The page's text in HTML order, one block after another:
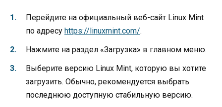
Перейдите на официальный веб-сайт Linux Mint
по адресу https://linuxmint.com/.
Нажмите на раздел «Загрузка» в главном меню.
Выберите версию Linux Mint, которую вы хотите
загрузить. Обычно, рекомендуется выбрать
последнюю доступную стабильную версию.